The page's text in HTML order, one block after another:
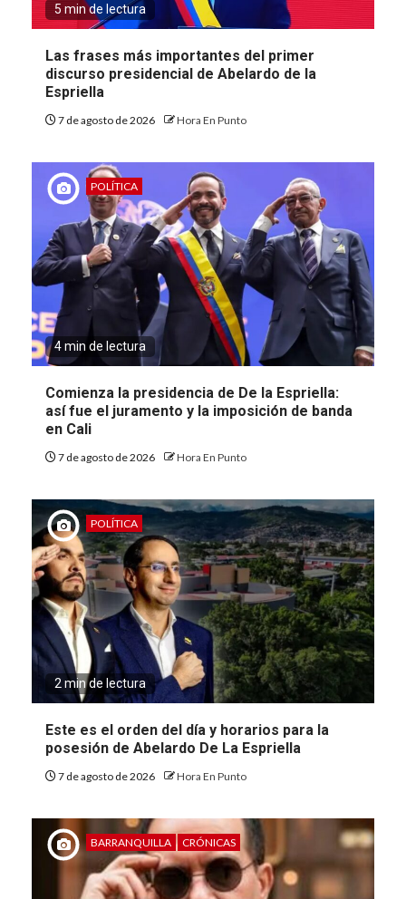
5 min de lectura
Las frases más importantes del primer
discurso presidencial de Abelardo de la
Espriella
7 de agosto de 2026 Hora En Punto
POLÍTICA
4 min de lectura
Comienza la presidencia de De la Espriella:
así fue el juramento y la imposición de banda
en Cali
7 de agosto de 2026 Hora En Punto
POLÍTICA
2 min de lectura
Este es el orden del día y horarios para la
posesión de Abelardo De La Espriella
7 de agosto de 2026 Hora En Punto
BARRANQUILLA CRÓNICAS